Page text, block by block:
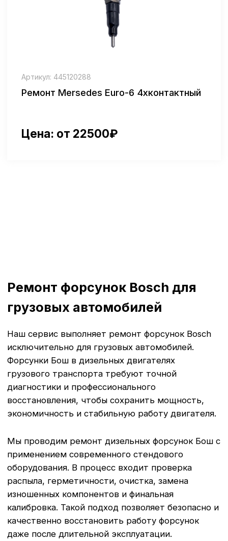
Можно ли восстановить дизельные
форсунки Бош без замены на новые?
Да, ремонт дизельных форсунок Бош позволяет
пригодны для ремонта.
Сколько времени занимает ремонт
зависимости от состояния форсунки и сложности
поломки.